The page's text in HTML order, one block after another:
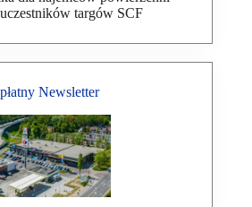
targów SCF
Newsletter